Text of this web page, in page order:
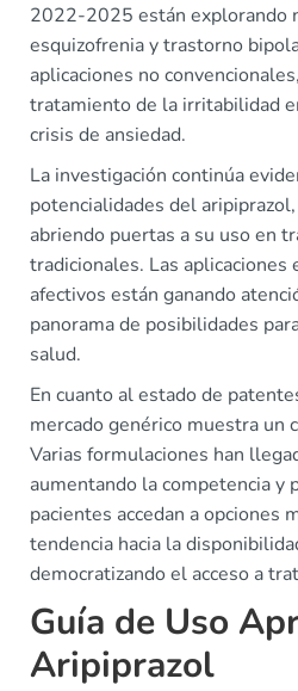
2022-2025 están explorando
esquizofrenia y trastorno
aplicaciones no
tratamiento de la irritabilidad
crisis de ansiedad.
La investigación continúa
potencialidades del
abriendo puertas a su uso en
tradicionales. Las aplicaciones
afectivos están ganando
panorama de posibilidades
salud.
En cuanto al estado de
mercado genérico muestra un
Varias formulaciones han
aumentando la competencia y
pacientes accedan a opciones
tendencia hacia la
democratizando el acceso a
Guía de Uso
Aripiprazol